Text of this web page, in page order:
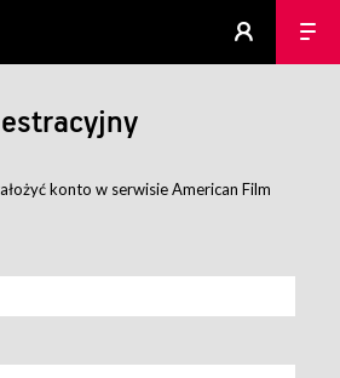
konto w serwisie American Film